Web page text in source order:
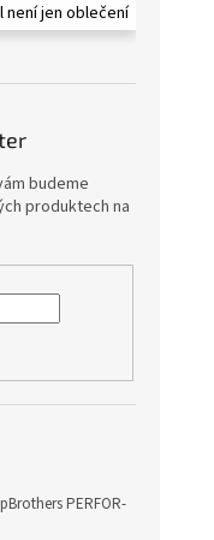
není jen oblečení
budeme
produktech na
PERFOR-